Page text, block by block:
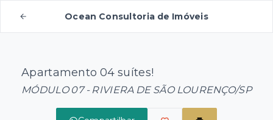
Ocean Consultoria de Imóveis
Apartamento 04 suítes!
MÓDULO 07 - RIVIERA DE SÃO LOURENÇO/SP